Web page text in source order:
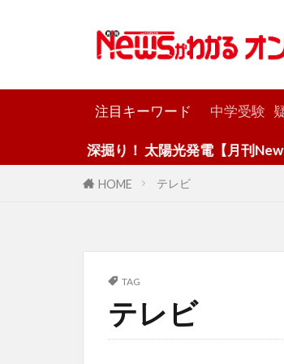
注目キーワード 中学受験
深掘り！ 太陽光発電【月刊News
HOME テレビ
TAG
テレビ